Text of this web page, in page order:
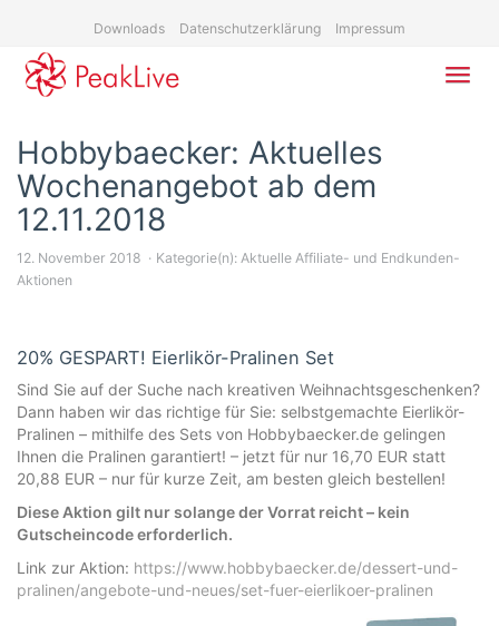
content
Downloads Datenschutzerklärung Impressum
Hobbybaecker: Aktuelles
Wochenangebot ab dem
12.11.2018
12. November 2018 Kategorie(n): Aktuelle Affiliate- und Endkunden-
Aktionen
20% GESPART! Eierlikör-Pralinen Set
Sind Sie auf der Suche nach kreativen Weihnachtsgeschenken?
Dann haben wir das richtige für Sie: selbstgemachte Eierlikör-
Pralinen – mithilfe des Sets von Hobbybaecker.de gelingen
Ihnen die Pralinen garantiert! – jetzt für nur 16,70 EUR statt
20,88 EUR – nur für kurze Zeit, am besten gleich bestellen!
Diese Aktion gilt nur solange der Vorrat reicht – kein
Gutscheincode erforderlich.
Link zur Aktion: https://www.hobbybaecker.de/dessert-und-
pralinen/angebote-und-neues/set-fuer-eierlikoer-pralinen